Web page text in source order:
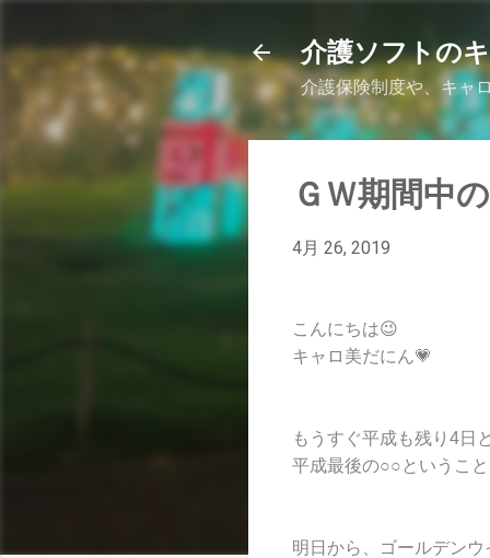
介護ソフトの
介護保険制度や、キャ
ＧＷ期間中
4月 26, 2019
こんにちは😉
キャロ美だにん💗
もうすぐ平成も残り4日
平成最後の○○というこ
明日から、ゴールデンウ